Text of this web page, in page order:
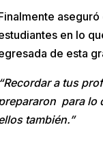
en lo
de esta
“Recordar a tus
para lo
también.”